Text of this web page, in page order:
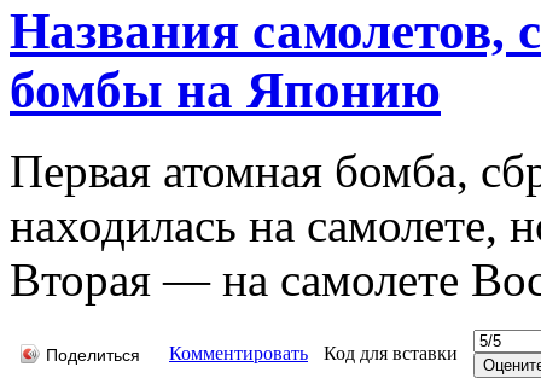
Названия самолетов,
бомбы на Японию
Первая атомная бомба,
находилась на самолете,
Вторая — на самолете
Поделиться Комментировать Код для вставки